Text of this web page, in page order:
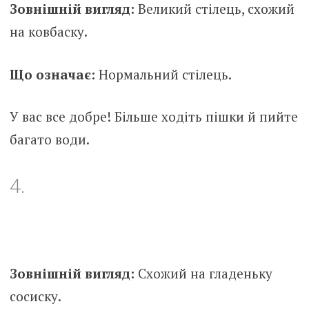
Зовнішній вигляд: Великий стілець, схожий
на ковбаску.
Що означає: Нормальний стілець.
У вас все добре! Більше ходіть пішки й пийте
багато води.
4.
Зовнішній вигляд: Схожий на гладеньку
сосиску.